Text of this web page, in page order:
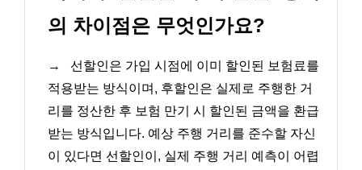
의 차이점은 무엇인가요?
→
선할인은 가입 시점에 이미 할인된 보험료를
적용받는 방식이며, 후할인은 실제로 주행한 거
리를 정산한 후 보험 만기 시 할인된 금액을 환급
받는 방식입니다. 예상 주행 거리를 준수할 자신
이 있다면 선할인이, 실제 주행 거리 예측이 어렵